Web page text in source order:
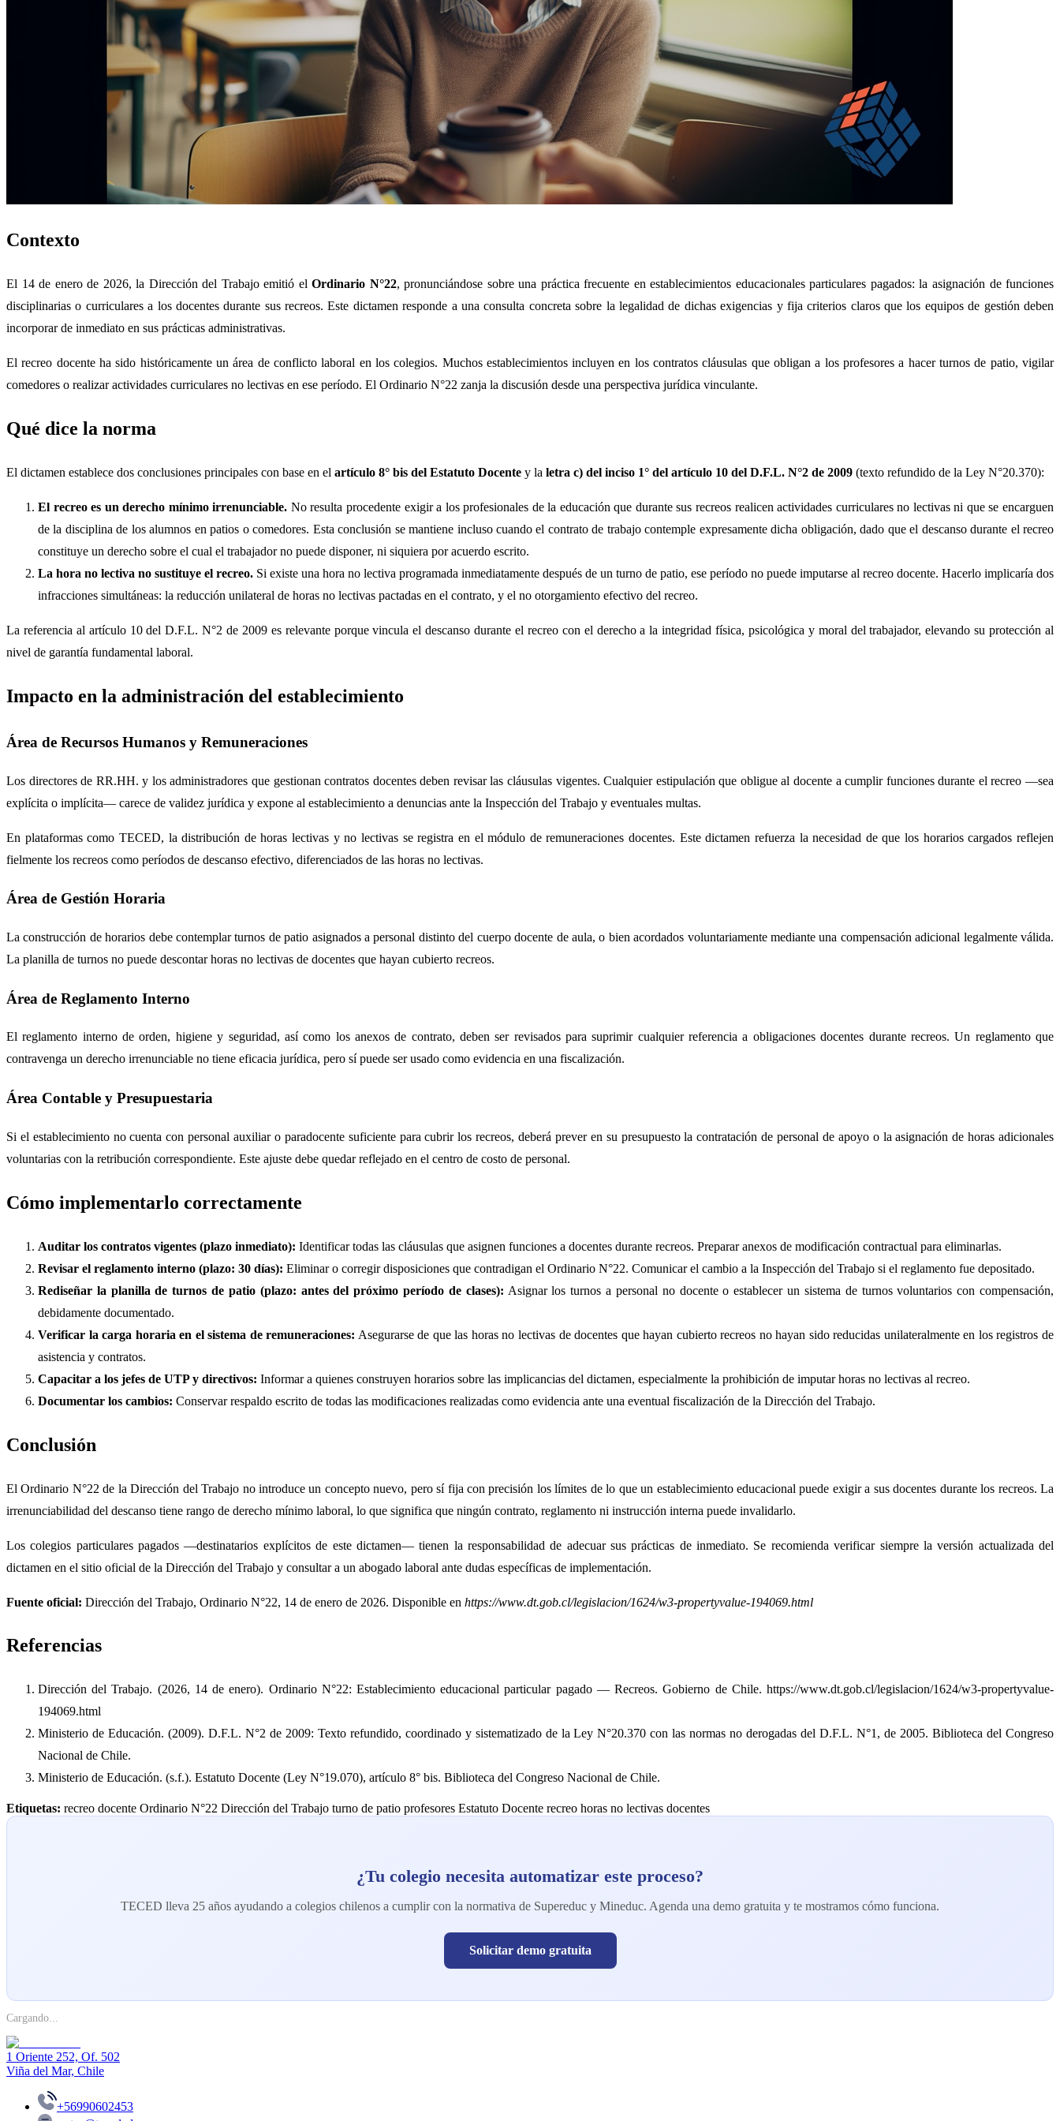
Contexto
El 14 de enero de 2026, la Dirección del Trabajo emitió elOrdinario N°22, pronunciándose sobre una práctica frecuente en establecimientos educacionales particulares pagados: la asignación de funciones
disciplinarias o curriculares a los docentes durante sus recreos. Este dictamen responde a una consulta concreta sobre la legalidad de dichas exigencias y fija criterios claros que los equipos de gestión deben
incorporar de inmediato en sus prácticas administrativas.
El recreo docente ha sido históricamente un área de conflicto laboral en los colegios. Muchos establecimientos incluyen en los contratos cláusulas que obligan a los profesores a hacer turnos de patio, vigilar
comedores o realizar actividades curriculares no lectivas en ese período. El Ordinario N°22 zanja la discusión desde una perspectiva jurídica vinculante.
Qué dice la norma
El dictamen establece dos conclusiones principales con base en el artículo 8° bis del Estatuto Docente y la letra c) del inciso 1° del artículo 10 del D.F.L. N°2 de 2009 (texto refundido de la Ley N°20.370):
El recreo es un derecho mínimo irrenunciable. No resulta procedente exigir a los profesionales de la educación que durante sus recreos realicen actividades curriculares no lectivas ni que se encarguen
de la disciplina de los alumnos en patios o comedores. Esta conclusión se mantiene incluso cuando el contrato de trabajo contemple expresamente dicha obligación, dado que el descanso durante el recreo
constituye un derecho sobre el cual el trabajador no puede disponer, ni siquiera por acuerdo escrito.
La hora no lectiva no sustituye el recreo. Si existe una hora no lectiva programada inmediatamente después de un turno de patio, ese período no puede imputarse al recreo docente. Hacerlo implicaría dos
infracciones simultáneas: la reducción unilateral de horas no lectivas pactadas en el contrato, y el no otorgamiento efectivo del recreo.
La referencia al artículo 10 del D.F.L. N°2 de 2009 es relevante porque vincula el descanso durante el recreo con el derecho a la integridad física, psicológica y moral del trabajador, elevando su protección al
nivel de garantía fundamental laboral.
Impacto en la administración del establecimiento
Área de Recursos Humanos y Remuneraciones
Los directores de RR.HH. y los administradores que gestionan contratos docentes deben revisar las cláusulas vigentes. Cualquier estipulación que obligue al docente a cumplir funciones durante el recreo —sea
explícita o implícita— carece de validez jurídica y expone al establecimiento a denuncias ante la Inspección del Trabajo y eventuales multas.
En plataformas como TECED, la distribución de horas lectivas y no lectivas se registra en el módulo de remuneraciones docentes. Este dictamen refuerza la necesidad de que los horarios cargados reflejen
fielmente los recreos como períodos de descanso efectivo, diferenciados de las horas no lectivas.
Área de Gestión Horaria
La construcción de horarios debe contemplar turnos de patio asignados a personal distinto del cuerpo docente de aula, o bien acordados voluntariamente mediante una compensación adicional legalmente válida.
La planilla de turnos no puede descontar horas no lectivas de docentes que hayan cubierto recreos.
Área de Reglamento Interno
El reglamento interno de orden, higiene y seguridad, así como los anexos de contrato, deben ser revisados para suprimir cualquier referencia a obligaciones docentes durante recreos. Un reglamento que
contravenga un derecho irrenunciable no tiene eficacia jurídica, pero sí puede ser usado como evidencia en una fiscalización.
Área Contable y Presupuestaria
Si el establecimiento no cuenta con personal auxiliar o paradocente suficiente para cubrir los recreos, deberá prever en su presupuesto la contratación de personal de apoyo o la asignación de horas adicionales
voluntarias con la retribución correspondiente. Este ajuste debe quedar reflejado en el centro de costo de personal.
Cómo implementarlo correctamente
Auditar los contratos vigentes (plazo inmediato): Identificar todas las cláusulas que asignen funciones a docentes durante recreos. Preparar anexos de modificación contractual para eliminarlas.
Revisar el reglamento interno (plazo: 30 días): Eliminar o corregir disposiciones que contradigan el Ordinario N°22. Comunicar el cambio a la Inspección del Trabajo si el reglamento fue depositado.
Rediseñar la planilla de turnos de patio (plazo: antes del próximo período de clases): Asignar los turnos a personal no docente o establecer un sistema de turnos voluntarios con compensación,
debidamente documentado.
Verificar la carga horaria en el sistema de remuneraciones: Asegurarse de que las horas no lectivas de docentes que hayan cubierto recreos no hayan sido reducidas unilateralmente en los registros de
asistencia y contratos.
Capacitar a los jefes de UTP y directivos: Informar a quienes construyen horarios sobre las implicancias del dictamen, especialmente la prohibición de imputar horas no lectivas al recreo.
Documentar los cambios: Conservar respaldo escrito de todas las modificaciones realizadas como evidencia ante una eventual fiscalización de la Dirección del Trabajo.
Conclusión
El Ordinario N°22 de la Dirección del Trabajo no introduce un concepto nuevo, pero sí fija con precisión los límites de lo que un establecimiento educacional puede exigir a sus docentes durante los recreos. La
irrenunciabilidad del descanso tiene rango de derecho mínimo laboral, lo que significa que ningún contrato, reglamento ni instrucción interna puede invalidarlo.
Los colegios particulares pagados —destinatarios explícitos de este dictamen— tienen la responsabilidad de adecuar sus prácticas de inmediato. Se recomienda verificar siempre la versión actualizada del
dictamen en el sitio oficial de la Dirección del Trabajo y consultar a un abogado laboral ante dudas específicas de implementación.
Fuente oficial: Dirección del Trabajo, Ordinario N°22, 14 de enero de 2026. Disponible en https://www.dt.gob.cl/legislacion/1624/w3-propertyvalue-194069.html
Referencias
Dirección del Trabajo. (2026, 14 de enero). Ordinario N°22: Establecimiento educacional particular pagado — Recreos. Gobierno de Chile. https://www.dt.gob.cl/legislacion/1624/w3-propertyvalue-
194069.html
Ministerio de Educación. (2009). D.F.L. N°2 de 2009: Texto refundido, coordinado y sistematizado de la Ley N°20.370 con las normas no derogadas del D.F.L. N°1, de 2005. Biblioteca del Congreso
Nacional de Chile.
Ministerio de Educación. (s.f.). Estatuto Docente (Ley N°19.070), artículo 8° bis. Biblioteca del Congreso Nacional de Chile.
Etiquetas: recreo docente Ordinario N°22 Dirección del Trabajo turno de patio profesores Estatuto Docente recreo horas no lectivas docentes
¿Tu colegio necesita automatizar este proceso?
TECED lleva 25 años ayudando a colegios chilenos a cumplir con la normativa de Supereduc y Mineduc. Agenda una demo gratuita y te mostramos cómo funciona.
Solicitar demo gratuita
Cargando...
1 Oriente 252, Of. 502
Viña del Mar, Chile
+56990602453